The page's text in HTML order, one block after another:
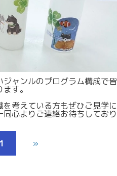
ャンルのプログラム構成で皆
す。
考えている方もぜひご見学に
心よりご連絡お待ちしており
1 »